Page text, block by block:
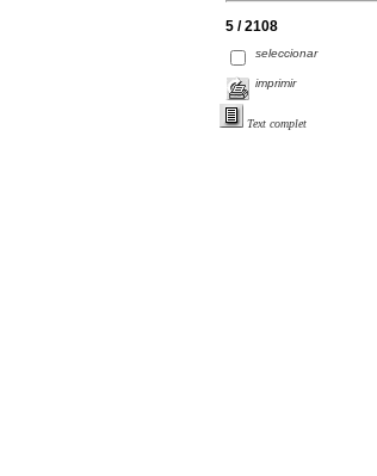
5 / 2108
seleccionar
imprimir
Text complet